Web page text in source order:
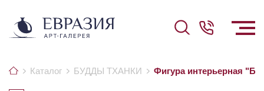
Каталог БУДДЫ ТХАНКИ Фигура интерьерная